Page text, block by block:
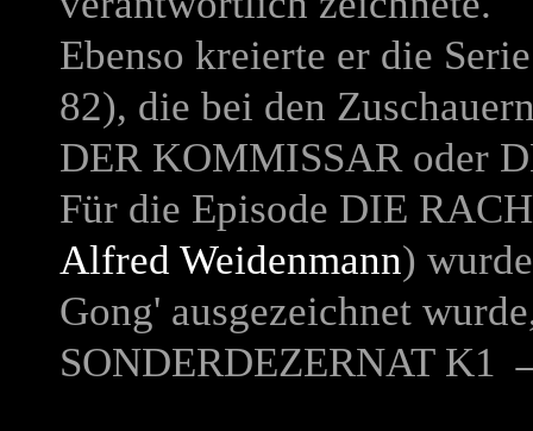
Ebenso kreierte er die
82), die bei den
DER KOMMISSARoder
Für die Episode DIE
Alfred Weidenmann)
Gong' ausgezeichnet
SONDERDEZERNAT K1